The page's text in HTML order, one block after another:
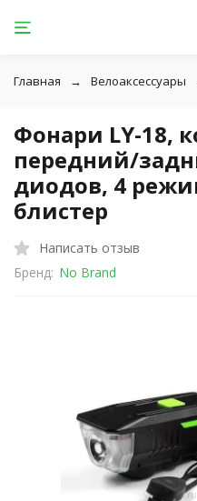
Главная Велоаксессуары
Фонари LY-18,
передний/
диодов, 4
блистер
Написать отзыв
Бренд: No Brand